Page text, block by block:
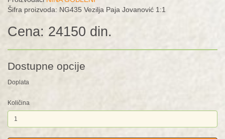
Šifra proizvoda: NG435 Vezilja Paja Jovanović 1:1
Cena: 24150 din.
Dostupne opcije
Doplata
Količina